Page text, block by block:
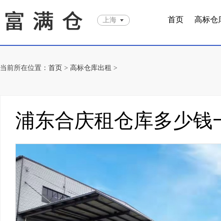
上海 首页 高标仓
当前所在位置： 首页 > 高标仓库出租 >
浦东合庆租仓库多少钱